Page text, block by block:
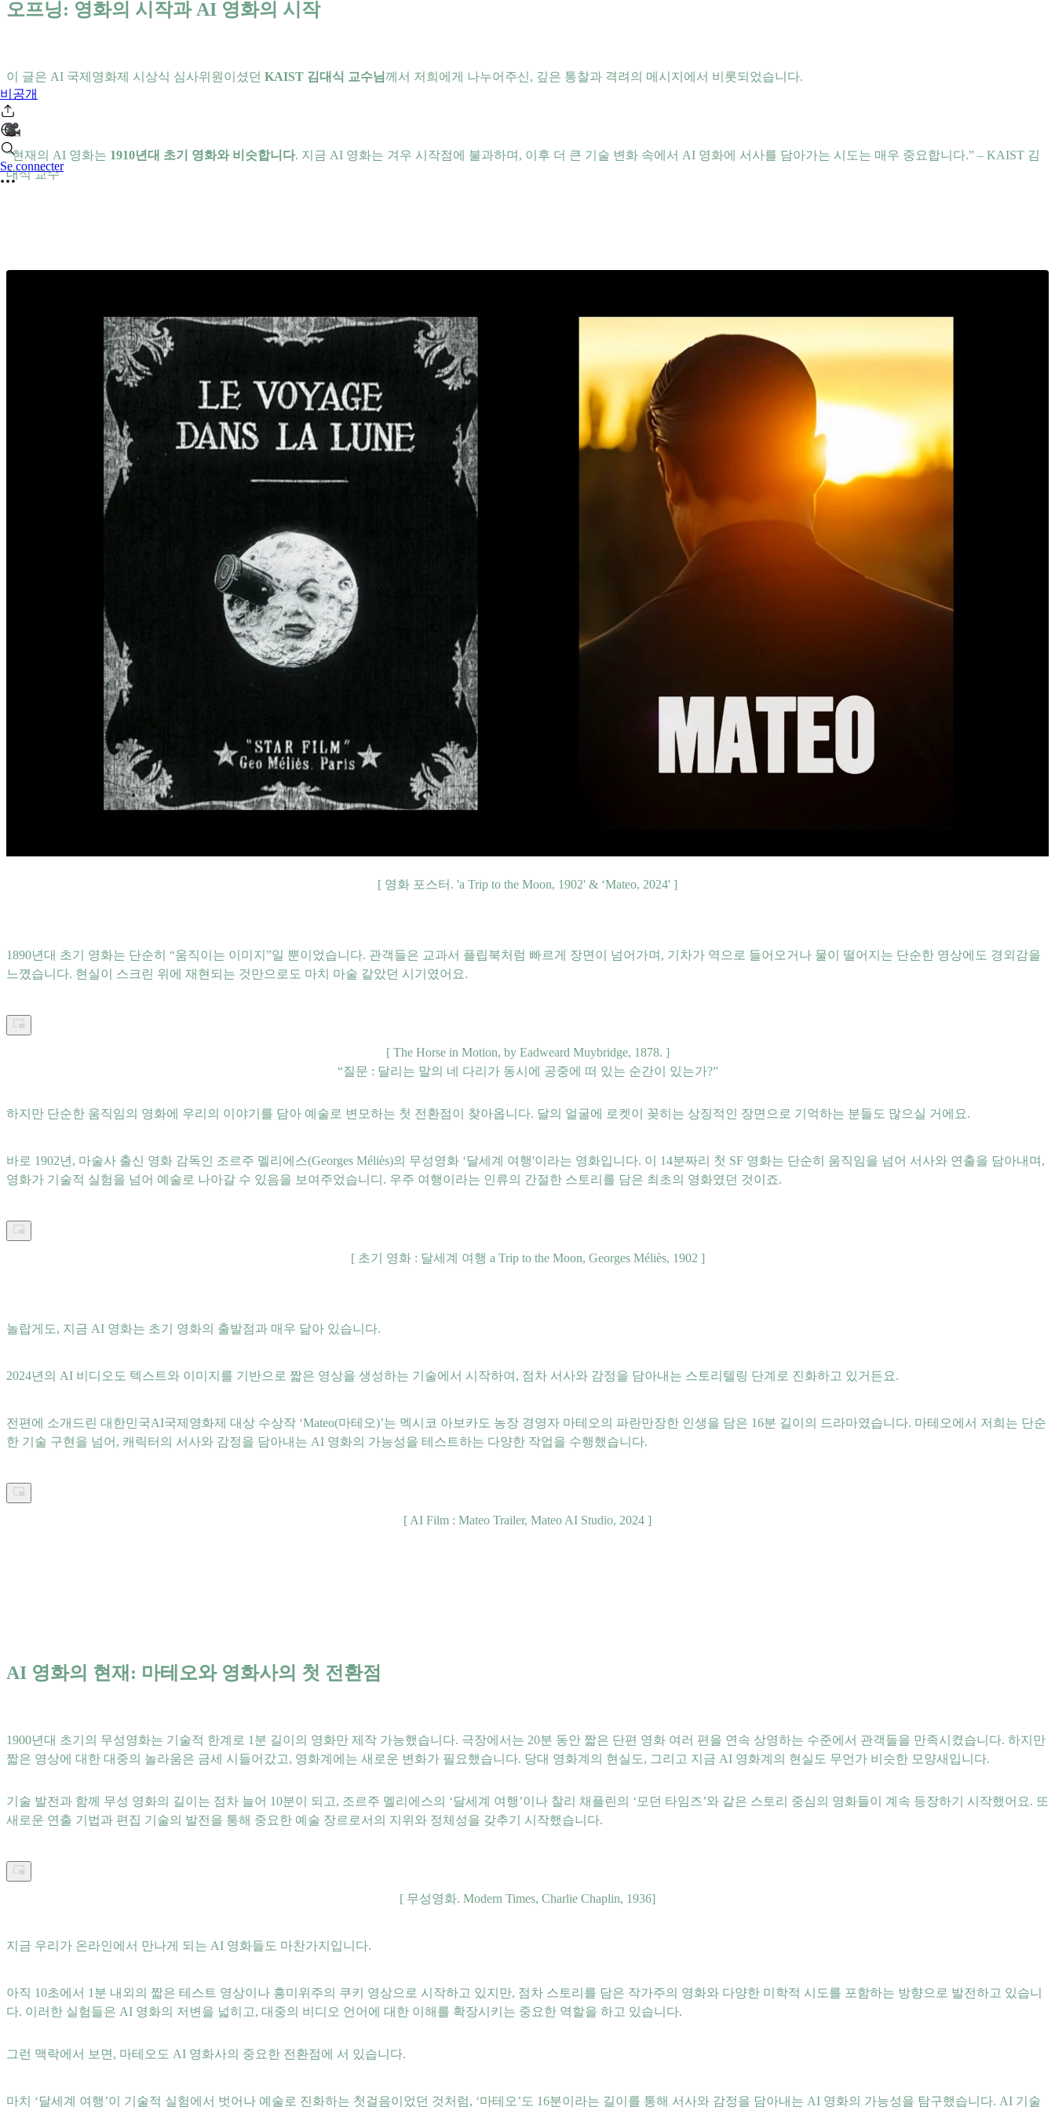
비공개
Se connecter
오프닝: 영화의 시작과 AI 영화의 시작
이 글은 AI 국제영화제 시상식 심사위원이셨던 KAIST 김대식 교수님께서 저희에게 나누어주신, 깊은 통찰과 격려의 메시지에서 비롯되었습니다.
“현재의 AI 영화는 1910년대 초기 영화와 비슷합니다. 지금 AI 영화는 겨우 시작점에 불과하며, 이후 더 큰 기술 변화 속에서 AI 영화에 서사를 담아가는 시도는 매우 중요합니다.” – KAIST 김
대식 교수
[ 영화 포스터. 'a Trip to the Moon, 1902' & ‘Mateo, 2024' ]
1890년대 초기 영화는 단순히 “움직이는 이미지”일 뿐이었습니다. 관객들은 교과서 플립북처럼 빠르게 장면이 넘어가며, 기차가 역으로 들어오거나 물이 떨어지는 단순한 영상에도 경외감을
느꼈습니다. 현실이 스크린 위에 재현되는 것만으로도 마치 마술 같았던 시기였어요.
[ The Horse in Motion, by Eadweard Muybridge, 1878. ]
“질문 : 달리는 말의 네 다리가 동시에 공중에 떠 있는 순간이 있는가?”
하지만 단순한 움직임의 영화에 우리의 이야기를 담아 예술로 변모하는 첫 전환점이 찾아옵니다. 달의 얼굴에 로켓이 꽂히는 상징적인 장면으로 기억하는 분들도 많으실 거에요.
바로 1902년, 마술사 출신 영화 감독인 조르주 멜리에스(Georges Méliès)의 무성영화 ‘달세계 여행'이라는 영화입니다. 이 14분짜리 첫 SF 영화는 단순히 움직임을 넘어 서사와 연출을 담아내며,
영화가 기술적 실험을 넘어 예술로 나아갈 수 있음을 보여주었습니디. 우주 여행이라는 인류의 간절한 스토리를 담은 최초의 영화였던 것이죠.
[ 초기 영화 : 달세계 여행 a Trip to the Moon, Georges Méliès, 1902 ]
놀랍게도, 지금 AI 영화는 초기 영화의 출발점과 매우 닮아 있습니다.
2024년의 AI 비디오도 텍스트와 이미지를 기반으로 짧은 영상을 생성하는 기술에서 시작하여, 점차 서사와 감정을 담아내는 스토리텔링 단계로 진화하고 있거든요.
전편에 소개드린 대한민국AI국제영화제 대상 수상작 ‘Mateo(마테오)’는 멕시코 아보카도 농장 경영자 마테오의 파란만장한 인생을 담은 16분 길이의 드라마였습니다. 마테오에서 저희는 단순
한 기술 구현을 넘어, 캐릭터의 서사와 감정을 담아내는 AI 영화의 가능성을 테스트하는 다양한 작업을 수행했습니다.
[ AI Film : Mateo Trailer, Mateo AI Studio, 2024 ]
AI 영화의 현재: 마테오와 영화사의 첫 전환점
1900년대 초기의 무성영화는 기술적 한계로 1분 길이의 영화만 제작 가능했습니다. 극장에서는 20분 동안 짧은 단편 영화 여러 편을 연속 상영하는 수준에서 관객들을 만족시켰습니다. 하지만
짧은 영상에 대한 대중의 놀라움은 금세 시들어갔고, 영화계에는 새로운 변화가 필요했습니다. 당대 영화계의 현실도, 그리고 지금 AI 영화계의 현실도 무언가 비슷한 모양새입니다.
기술 발전과 함께 무성 영화의 길이는 점차 늘어 10분이 되고, 조르주 멜리에스의 ‘달세계 여행’이나 찰리 채플린의 ‘모던 타임즈’와 같은 스토리 중심의 영화들이 계속 등장하기 시작했어요. 또
새로운 연출 기법과 편집 기술의 발전을 통해 중요한 예술 장르로서의 지위와 정체성을 갖추기 시작했습니다.
[ 무성영화. Modern Times, Charlie Chaplin, 1936]
지금 우리가 온라인에서 만나게 되는 AI 영화들도 마찬가지입니다.
아직 10초에서 1분 내외의 짧은 테스트 영상이나 흥미위주의 쿠키 영상으로 시작하고 있지만, 점차 스토리를 담은 작가주의 영화와 다양한 미학적 시도를 포함하는 방향으로 발전하고 있습니
다. 이러한 실험들은 AI 영화의 저변을 넓히고, 대중의 비디오 언어에 대한 이해를 확장시키는 중요한 역할을 하고 있습니다.
그런 맥락에서 보면, 마테오도 AI 영화사의 중요한 전환점에 서 있습니다.
마치 ‘달세계 여행’이 기술적 실험에서 벗어나 예술로 진화하는 첫걸음이었던 것처럼, ‘마테오’도 16분이라는 길이를 통해 서사와 감정을 담아내는 AI 영화의 가능성을 탐구했습니다. AI 기술